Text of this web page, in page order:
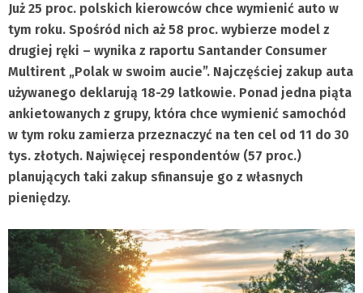
Już 25 proc. polskich kierowców chce wymienić auto w
tym roku. Spośród nich aż 58 proc. wybierze model z
drugiej ręki – wynika z raportu Santander Consumer
Multirent „Polak w swoim aucie”. Najczęściej zakup auta
używanego deklarują 18-29 latkowie. Ponad jedna piąta
ankietowanych z grupy, która chce wymienić samochód
w tym roku zamierza przeznaczyć na ten cel od 11 do 30
tys. złotych. Najwięcej respondentów (57 proc.)
planujących taki zakup sfinansuje go z własnych
pieniędzy.